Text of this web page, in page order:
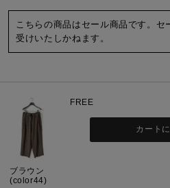
こちらの商品はセール商品です。
受けいたしかねます。
ブラウン
(color44)
FREE
カート